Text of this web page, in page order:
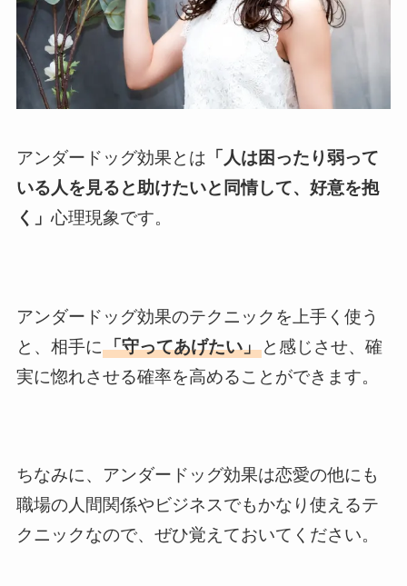
アンダードッグ効果とは 「人は困ったり弱って
いる人を見ると助けたいと同情して、好意を抱
く」心理現象です。
アンダードッグ効果のテクニックを上手く使う
と、相手に「守ってあげたい」と感じさせ、確
実に惚れさせる確率を高めることができます。
ちなみに、アンダードッグ効果は恋愛の他にも
職場の人間関係やビジネスでもかなり使えるテ
クニックなので、ぜひ覚えておいてください。